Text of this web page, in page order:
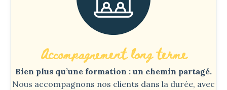
Accompagnement long terme
Bien plus qu’une formation : un chemin partagé.
Nous accompagnons nos clients dans la durée, avec